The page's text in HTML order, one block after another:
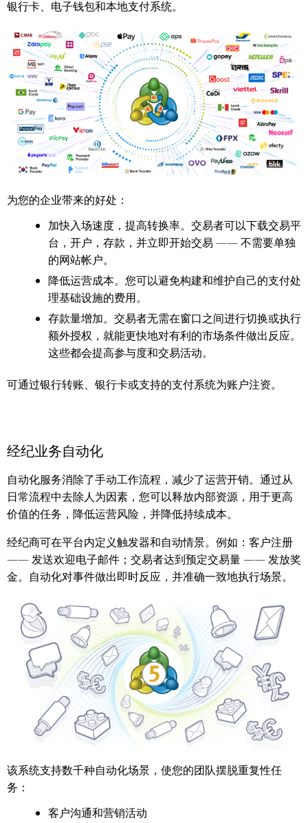
银行卡、电子钱包和本地支付系统。
为您的企业带来的好处：
加快入场速度，提高转换率。交易者可以下载交易平
台，开户，存款，并立即开始交易 —— 不需要单独
的网站帐户。
降低运营成本。您可以避免构建和维护自己的支付处
理基础设施的费用。
存款量增加。交易者无需在窗口之间进行切换或执行
额外授权，就能更快地对有利的市场条件做出反应。
这些都会提高参与度和交易活动。
可通过银行转账、银行卡或支持的支付系统为账户注资。
经纪业务自动化
自动化服务消除了手动工作流程，减少了运营开销。通过从
日常流程中去除人为因素，您可以释放内部资源，用于更高
价值的任务，降低运营风险，并降低持续成本。
经纪商可在平台内定义触发器和自动情景。例如：客户注册
—— 发送欢迎电子邮件；交易者达到预定交易量 —— 发放奖
金。自动化对事件做出即时反应，并准确一致地执行场景。
该系统支持数千种自动化场景，使您的团队摆脱重复性任
务：
客户沟通和营销活动